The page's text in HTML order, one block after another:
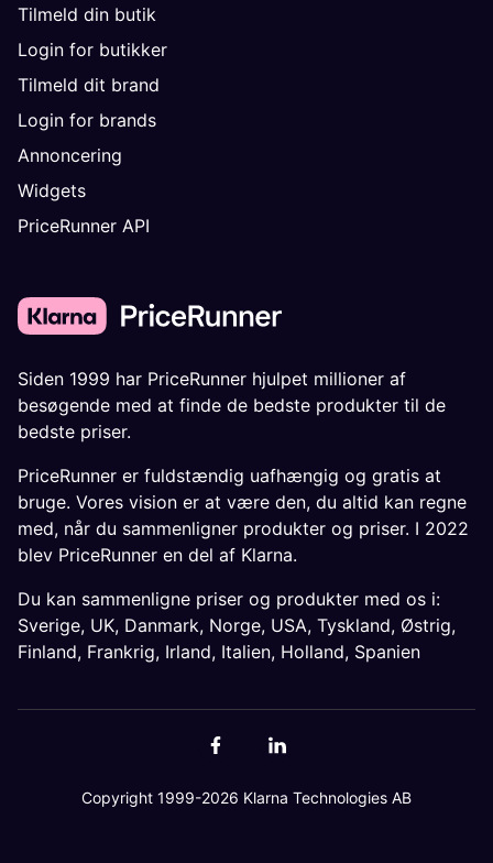
Tilmeld din butik
Login for butikker
Tilmeld dit brand
Login for brands
Annoncering
Widgets
PriceRunner API
Siden 1999 har PriceRunner hjulpet millioner af
besøgende med at finde de bedste produkter til de
bedste priser.
PriceRunner er fuldstændig uafhængig og gratis at
bruge. Vores vision er at være den, du altid kan regne
med, når du sammenligner produkter og priser. I 2022
blev PriceRunner en del af Klarna.
Du kan sammenligne priser og produkter med os i:
Sverige, UK, Danmark, Norge, USA, Tyskland, Østrig,
Finland, Frankrig, Irland, Italien, Holland, Spanien
Copyright 1999-2026 Klarna Technologies AB